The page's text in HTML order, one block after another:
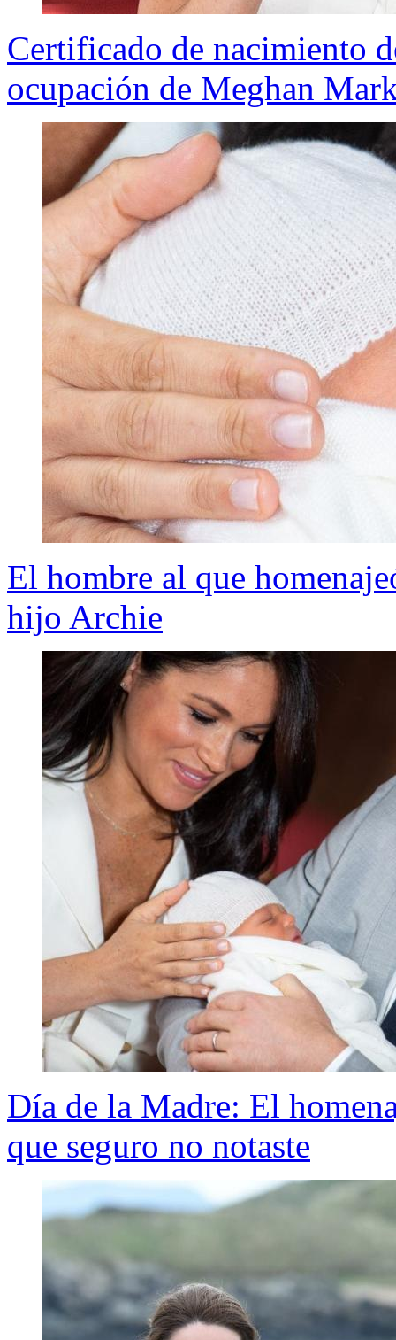
Certificado de nacimiento
ocupación de Meghan
El hombre al que
hijo Archie
Día de la Madre: El
que seguro no notaste